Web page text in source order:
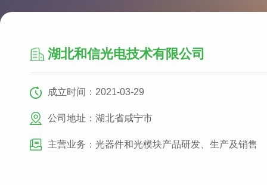
湖北和信光电技术有限公司
成立时间：2021-03-29
公司地址：湖北省咸宁市
主营业务：光器件和光模块产品研发、生产及销售